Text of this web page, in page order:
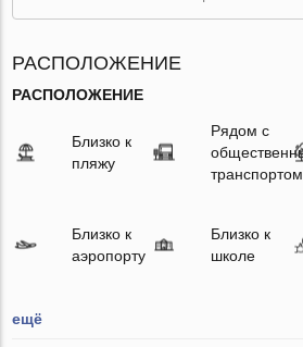
РАСПОЛОЖЕНИЕ
РАСПОЛОЖЕНИЕ
Близко к
пляжу
Рядом с
транспортом
Близко к
аэропорту
Близко к
школе
ещё